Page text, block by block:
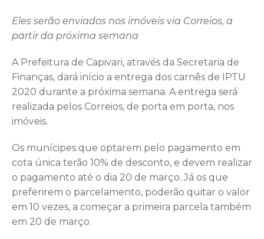
Eles serão enviados nos imóveis via Correios, a
partir da próxima semana
A Prefeitura de Capivari, através da Secretaria de
Finanças, dará início a entrega dos carnês de IPTU
2020 durante a próxima semana. A entrega será
realizada pelos Correios, de porta em porta, nos
imóveis.
Os munícipes que optarem pelo pagamento em
cota única terão 10% de desconto, e devem realizar
o pagamento até o dia 20 de março. Já os que
preferirem o parcelamento, poderão quitar o valor
em 10 vezes, a começar a primeira parcela também
em 20 de março.